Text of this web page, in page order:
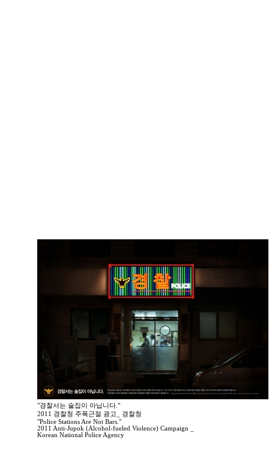
"경찰서는 술집이 아닙니다."
2011 경찰청 주폭근절 광고_ 경찰청
"Police Stations Are Not Bars."
2011 Anti-Jupok (Alcohol-fueled Violence) Campaign _
Korean National Police Agency